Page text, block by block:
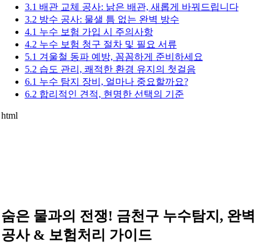
3.1 배관 교체 공사: 낡은 배관, 새롭게 바꿔드립니다
3.2 방수 공사: 물샐 틈 없는 완벽 방수
4.1 누수 보험 가입 시 주의사항
4.2 누수 보험 청구 절차 및 필요 서류
5.1 겨울철 동파 예방, 꼼꼼하게 준비하세요
5.2 습도 관리, 쾌적한 환경 유지의 첫걸음
6.1 누수 탐지 장비, 얼마나 중요할까요?
6.2 합리적인 견적, 현명한 선택의 기준
html
숨은 물과의 전쟁! 금천구 누수탐지, 완벽
공사 & 보험처리 가이드